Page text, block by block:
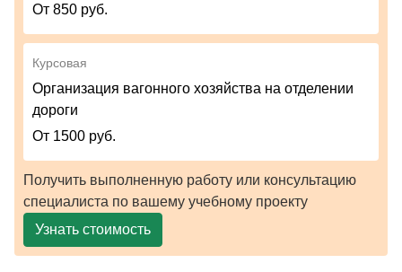
От 850 руб.
Курсовая
Организация вагонного хозяйства на отделении
дороги
От 1500 руб.
Получить выполненную работу или консультацию
специалиста по вашему учебному проекту
Узнать стоимость